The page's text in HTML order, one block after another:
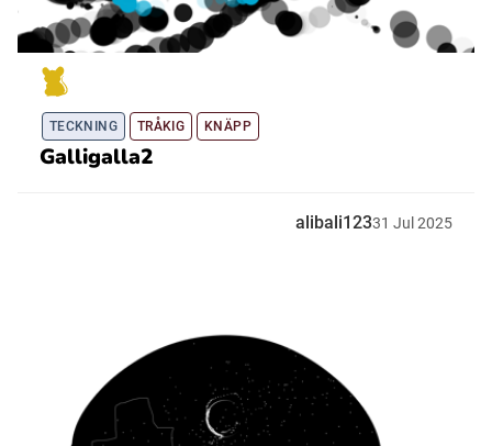
TECKNING TRÅKIG KNÄPP
Galligalla2
alibali12331 Jul 2025